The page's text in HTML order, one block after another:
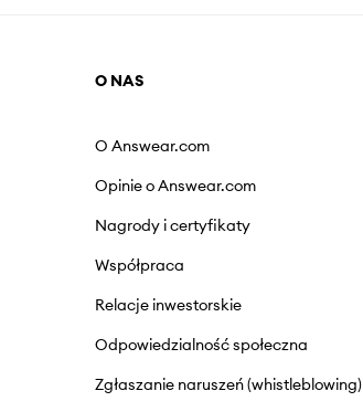
O NAS
O Answear.com
Opinie o Answear.com
Nagrody i certyfikaty
Współpraca
Relacje inwestorskie
Odpowiedzialność społeczna
Zgłaszanie naruszeń (whistleblowing)